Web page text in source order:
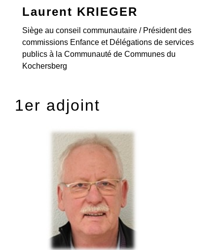
Laurent KRIEGER
Siège au conseil communautaire / Président des
commissions Enfance et Délégations de services
publics à la Communauté de Communes du
Kochersberg
1er adjoint